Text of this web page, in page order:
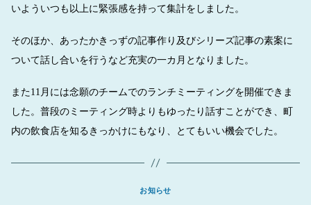
いよういつも以上に緊張感を持って集計をしました。
そのほか、あったかきっずの記事作り及びシリーズ記事の素案に
ついて話し合いを行うなど充実の一カ月となりました。
また11月には念願のチームでのランチミーティングを開催できま
した。普段のミーティング時よりもゆったり話すことができ、町
内の飲食店を知るきっかけにもなり、とてもいい機会でした。
カ
お知らせ